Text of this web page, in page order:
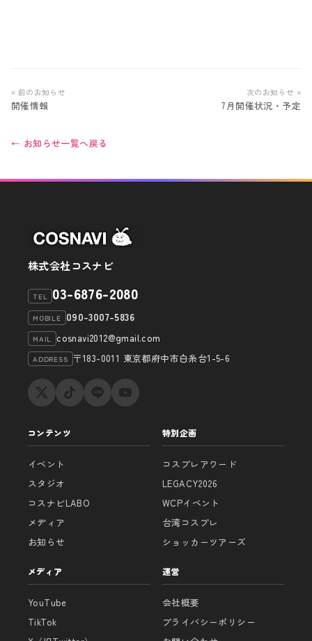
« 前のお知らせ
開催情報
次のお知らせ »
7月開催状況・予定
← お知らせ一覧へ戻る
株式会社コスナビ
TEL 03-6876-2080
MOBILE 090-3007-5836
MAIL cosnavi2012@gmail.com
ADDRESS 〒183-0011 東京都府中市白糸台1-5-6
コンテンツ
イベント
スタジオ
コスナビLABO
メディア
お知らせ
特別企画
コスプレアワード
LEGACY2026
WCPイベント
台湾コスプレ
ショッカーツアーズ
メディア
YouTube
TikTok
運営
会社概要
プライバシーポリシー